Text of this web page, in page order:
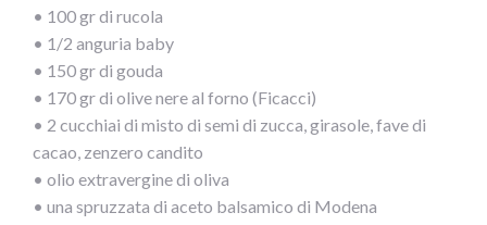
• 100 gr di rucola
• 1/2 anguria baby
• 150 gr di gouda
• 170 gr di olive nere al forno (Ficacci)
• 2 cucchiai di misto di semi di zucca, girasole, fave di
cacao, zenzero candito
• olio extravergine di oliva
• una spruzzata di aceto balsamico di Modena